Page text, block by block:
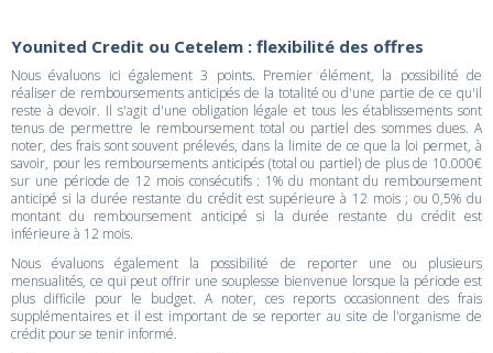
Younited Credit ou Cetelem : flexibilité des offres
Nous évaluons ici également 3 points. Premier élément, la possibilité de
réaliser de remboursements anticipés de la totalité ou d'une partie de ce qu'il
reste à devoir. Il s'agit d'une obligation légale et tous les établissements sont
tenus de permettre le remboursement total ou partiel des sommes dues. A
noter, des frais sont souvent prélevés, dans la limite de ce que la loi permet, à
savoir, pour les remboursements anticipés (total ou partiel) de plus de 10.000€
sur une période de 12 mois consécutifs : 1% du montant du remboursement
anticipé si la durée restante du crédit est supérieure à 12 mois ; ou 0,5% du
montant du remboursement anticipé si la durée restante du crédit est
inférieure à 12 mois.
Nous évaluons également la possibilité de reporter une ou plusieurs
mensualités, ce qui peut offrir une souplesse bienvenue lorsque la période est
plus difficile pour le budget. A noter, ces reports occasionnent des frais
supplémentaires et il est important de se reporter au site de l'organisme de
crédit pour se tenir informé.